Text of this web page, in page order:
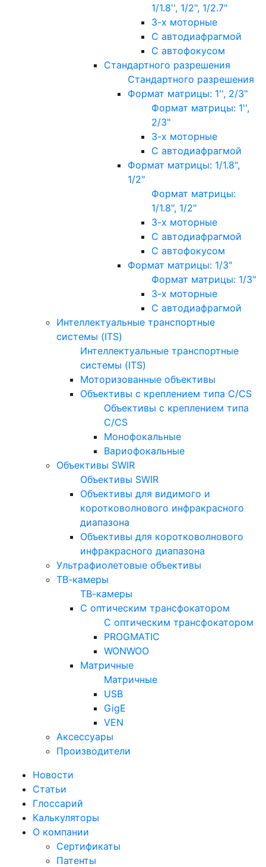
1/1.8'', 1/2", 1/2.7"
3-х моторные
С автодиафрагмой
С автофокусом
Стандартного разрешения
Стандартного разрешения
Формат матрицы: 1'', 2/3"
Формат матрицы: 1'',
2/3"
3-х моторные
С автодиафрагмой
Формат матрицы: 1/1.8",
1/2"
Формат матрицы:
1/1.8", 1/2"
3-х моторные
С автодиафрагмой
С автофокусом
Формат матрицы: 1/3"
Формат матрицы: 1/3"
3-х моторные
С автодиафрагмой
Интеллектуальные транспортные
системы (ITS)
Интеллектуальные транспортные
системы (ITS)
Моторизованные объективы
Объективы с креплением типа C/CS
Объективы с креплением типа
C/CS
Монофокальные
Вариофокальные
Объективы SWIR
Объективы SWIR
Объективы для видимого и
коротковолнового инфракрасного
диапазона
Объективы для коротковолнового
инфракрасного диапазона
Ультрафиолетовые объективы
ТВ-камеры
ТВ-камеры
С оптическим трансфокатором
С оптическим трансфокатором
PROGMATIC
WONWOO
Матричные
Матричные
USB
GigE
VEN
Аксессуары
Производители
Новости
Статьи
Глоссарий
Калькуляторы
О компании
Сертификаты
Патенты